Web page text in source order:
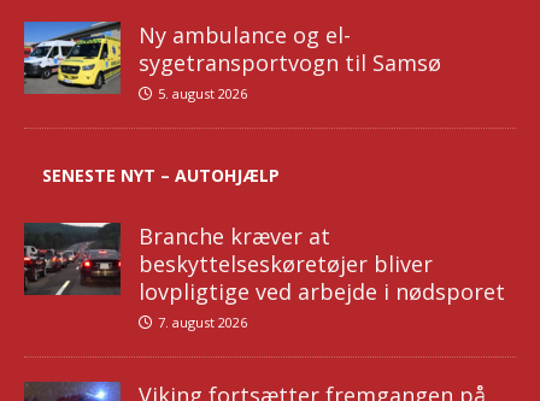
Ny ambulance og el-
sygetransportvogn til Samsø
5. august 2026
SENESTE NYT – AUTOHJÆLP
Branche kræver at
beskyttelseskøretøjer bliver
lovpligtige ved arbejde i nødsporet
7. august 2026